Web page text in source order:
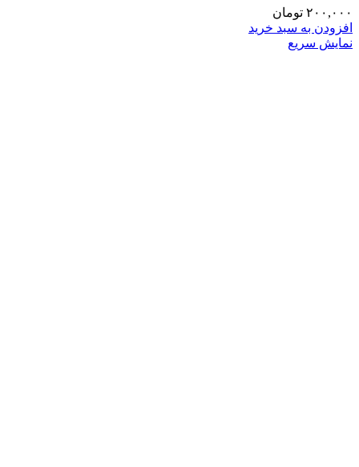
۲۰۰,۰۰۰ تومان
افزودن به سبد خرید
نمایش سریع